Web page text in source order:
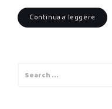
Continua a leggere
for: